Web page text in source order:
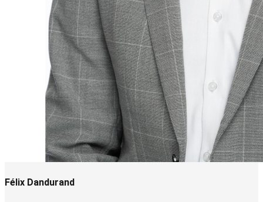
Félix Dandurand